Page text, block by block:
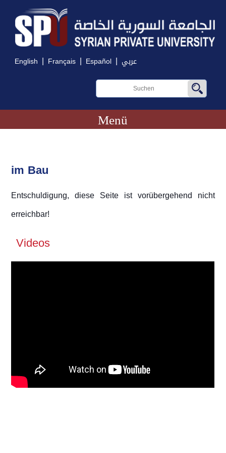
English | Français | Español | عربي
Menü
im Bau
Entschuldigung, diese Seite ist vorübergehend nicht
erreichbar!
Videos